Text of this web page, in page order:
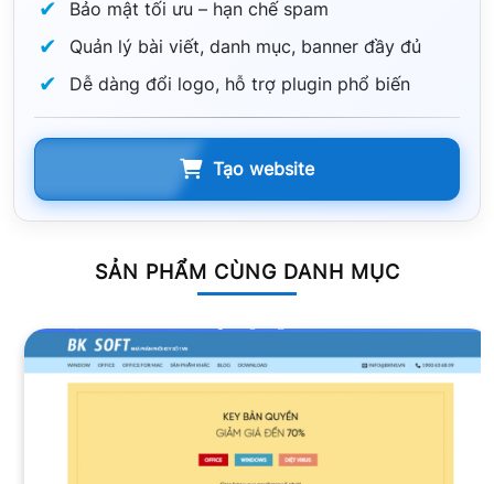
Bảo mật tối ưu – hạn chế spam
Quản lý bài viết, danh mục, banner đầy đủ
Dễ dàng đổi logo, hỗ trợ plugin phổ biến
Tạo website
SẢN PHẨM CÙNG DANH MỤC